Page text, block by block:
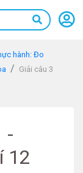
hành: Đo
Giải câu 3
-
12